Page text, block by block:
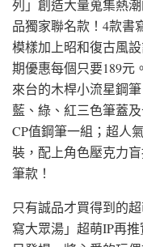
列」創造大量蒐集熱
品獨家聯名款！4款書
模樣加上昭和復古風
期優惠每個只要189元
來台的木桿小流星鋼
藍、綠、紅三色筆蓋
CP值鋼筆一組；超人
裝，配上角色壓克力
筆款！
只有誠品才買得到的
寫大眾湯」超萌IP再